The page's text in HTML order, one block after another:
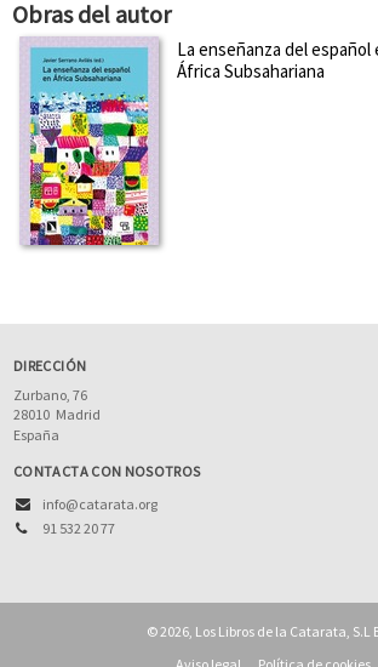
Obras del autor
La enseñanza del español
África Subsahariana
DIRECCIÓN
Zurbano, 76
28010 Madrid
España
CONTACTA CON NOSOTROS
info@catarata.org
91 532 20 77
© 2026, Los Libros de la Catarata, S.L